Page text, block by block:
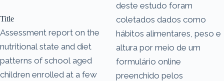
Title
Assessment report on the
nutritional state and diet
patterns of school aged
children enrolled at a few
deste estudo foram
coletados dados como
hábitos alimentares, peso e
altura por meio de um
formulário online
preenchido pelos